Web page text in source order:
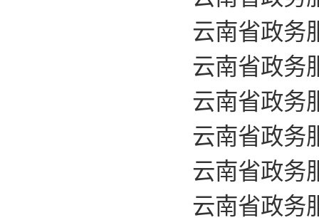
云南省政务
云南省政务
云南省政务
云南省政务
云南省政务
云南省政务